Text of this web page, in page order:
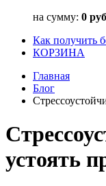
на сумму: 0 руб
Как получить
КОРЗИНА
Главная
Блог
устоять